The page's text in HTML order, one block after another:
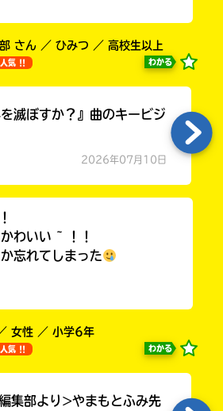
さん ／ ひみつ ／ 高校生以上
人気 !! わかる
を滅ぼすか？』曲のキービジ
2026年07月10日
わいい ~ ！！
忘れてしまった
女性 ／ 小学6年
人気 !! わかる
集部より>やまもとふみ先